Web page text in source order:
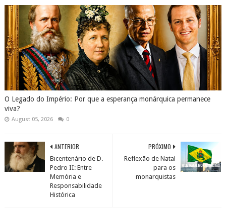
O Legado do Império: Por que a esperança monárquica permanece
viva?
August 05, 2026 0
PRÓXIMO
Reflexão de Natal
para os
monarquistas
ANTERIOR
Bicentenário de D.
Pedro II: Entre
Memória e
Responsabilidade
Histórica